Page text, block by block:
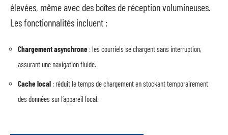
élevées, même avec des boîtes de réception volumineuses.
Les fonctionnalités incluent :
Chargement asynchrone : les courriels se chargent sans interruption,
assurant une navigation fluide.
Cache local : réduit le temps de chargement en stockant temporairement
des données sur l’appareil local.